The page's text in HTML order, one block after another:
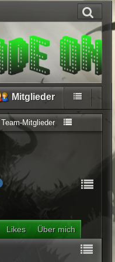
Mitglieder
Team-Mitglieder
Likes Über mich